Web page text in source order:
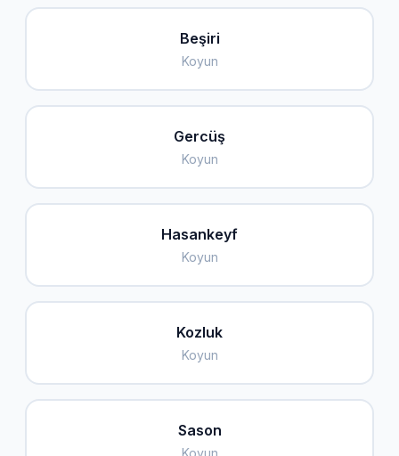
Beşiri
Koyun
Gercüş
Koyun
Hasankeyf
Koyun
Kozluk
Koyun
Sason
Koyun